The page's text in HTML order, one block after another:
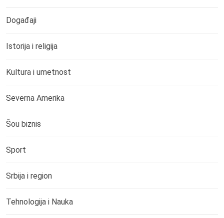
Događaji
Istorija i religija
Kultura i umetnost
Severna Amerika
Šou biznis
Sport
Srbija i region
Tehnologija i Nauka